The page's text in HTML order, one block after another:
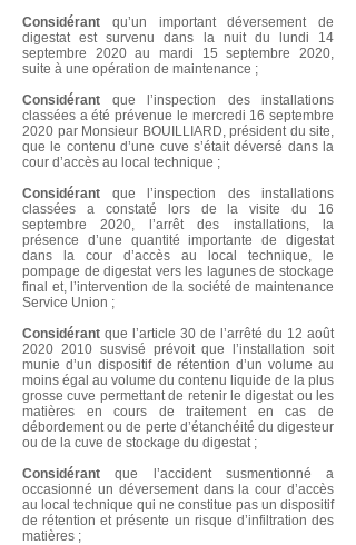
Considérant qu’un important déversement de
digestat est survenu dans la nuit du lundi 14
septembre 2020 au mardi 15 septembre 2020,
suite à une opération de maintenance ;
Considérant que l’inspection des installations
classées a été prévenue le mercredi 16 septembre
2020 par Monsieur BOUILLIARD, président du site,
que le contenu d’une cuve s’était déversé dans la
cour d’accès au local technique ;
Considérant que l’inspection des installations
classées a constaté lors de la visite du 16
septembre 2020, l’arrêt des installations, la
présence d’une quantité importante de digestat
dans la cour d’accès au local technique, le
pompage de digestat vers les lagunes de stockage
final et, l’intervention de la société de maintenance
Service Union ;
Considérant que l’article 30 de l’arrêté du 12 août
2020 2010susvisé prévoit que l’installation soit
munie d’un dispositif de rétention d’un volume au
moins égal au volume du contenu liquide de la plus
grosse cuve permettant de retenir le digestat ou les
matières en cours de traitement en cas de
débordement ou de perte d’étanchéité du digesteur
ou de la cuve de stockage du digestat ;
Considérant que l’accident susmentionné a
occasionné un déversement dans la cour d’accès
au local technique qui ne constitue pas un dispositif
de rétention et présente un risque d’infiltration des
matières ;